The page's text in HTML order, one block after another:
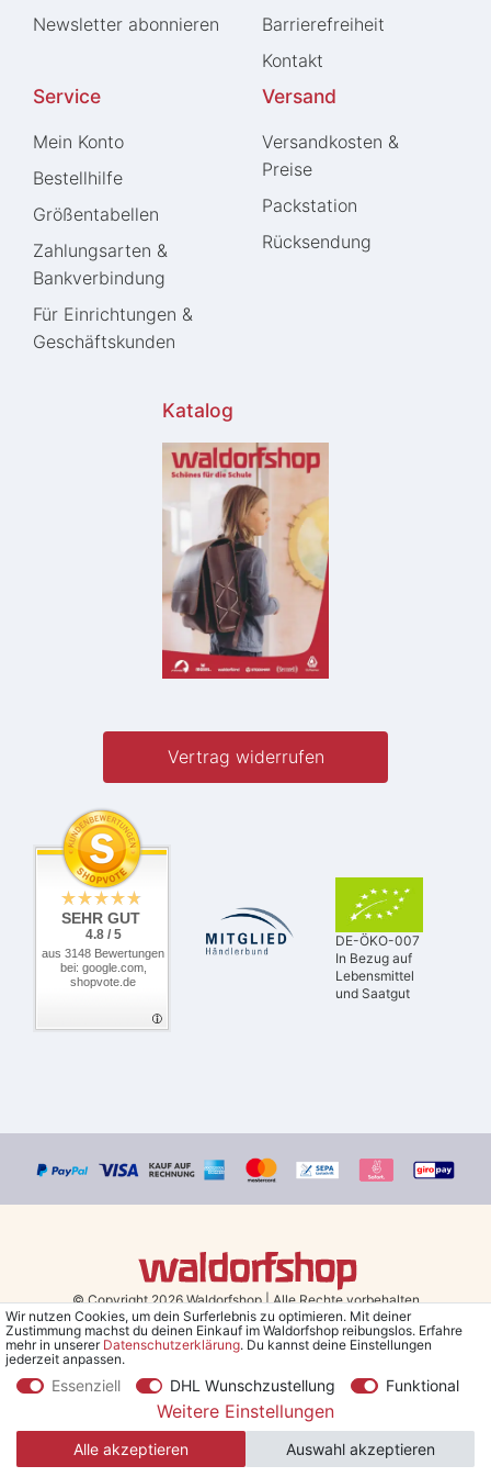
Newsletter abonnieren
Barrierefreiheit
Kontakt
Service
Mein Konto
Bestellhilfe
Größentabellen
Zahlungsarten &
Bankverbindung
Für Einrichtungen &
Geschäftskunden
Versand
Versandkosten &
Preise
Packstation
Rücksendung
Katalog
Vertrag widerrufen
SEHR GUT
4.8 / 5
aus 3148 Bewertungen
bei: google.com,
shopvote.de
DE-ÖKO-007
In Bezug auf
Lebensmittel
und Saatgut
© Copyright 2026 Waldorfshop|Alle Rechte vorbehalten.
Bestellungen mit Prio Versand bis 13 Uhr, garantierter Versand am
*Kostenlose Lieferung in Deutschland und Österreich ab 79 €.
nur für Sparversand - ausgenommen Sperrgut und Speditionsware)
**Den 5€ Gutschein erhältst du nach Bestätigung des Newsletters
per Mail. Der Gutschein gilt 30 Tage, Mindestbestellwert 30 €.
Wir nutzen Cookies, um dein Surferlebnis zu optimieren. Mit deiner
Zustimmung machst du deinen Einkauf im Waldorfshop reibungslos. Erfahre
mehr in unserer Daten­schutz­erklärung. Du kannst deine Einstellungen
jederzeit anpassen.
Essenziell DHL Wunschzustellung Funktional
Weitere Einstellungen
Alle akzeptieren Auswahl akzeptieren